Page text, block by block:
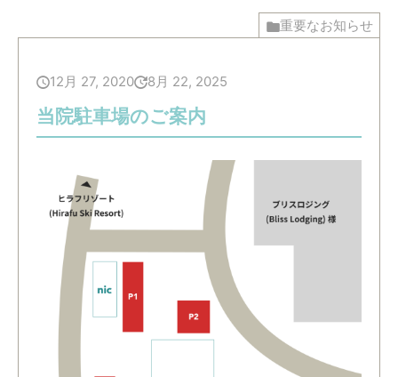
重要なお知らせ
12月 27, 2020 8月 22, 2025
当院駐車場のご案内